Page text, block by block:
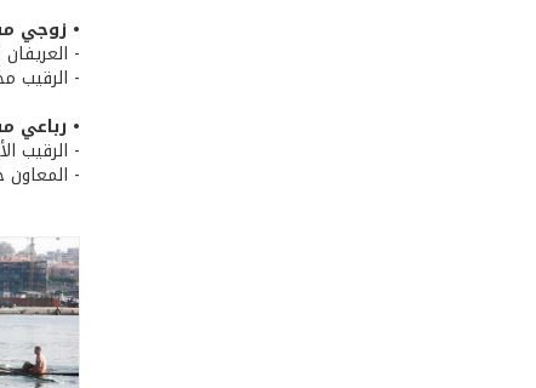
• زوجي
-
- الرقيب
• رباعي
- الرقيب
- المعاون